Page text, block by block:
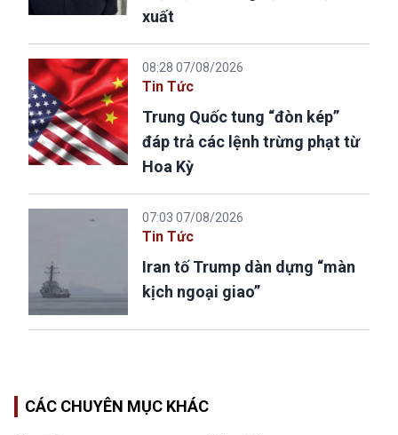
xuất
08:28 07/08/2026
Tin Tức
Trung Quốc tung “đòn kép”
đáp trả các lệnh trừng phạt từ
Hoa Kỳ
07:03 07/08/2026
Tin Tức
Iran tố Trump dàn dựng “màn
kịch ngoại giao”
CÁC CHUYÊN MỤC KHÁC